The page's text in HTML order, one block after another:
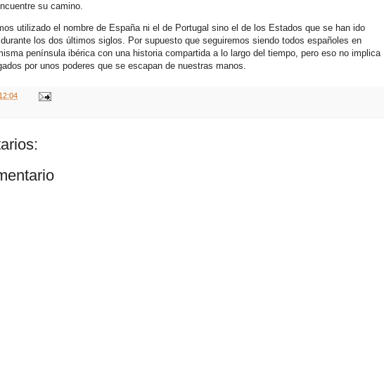
su camino.
utilizado el nombre de España ni el de Portugal sino el de los Estados que se han ido
los dos últimos siglos. Por supuesto que seguiremos siendo todos españoles en
península ibérica con una historia compartida a lo largo del tiempo, pero eso no implica
por unos poderes que se escapan de nuestras manos.
12:04